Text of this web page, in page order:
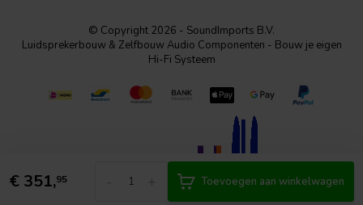
€ 351,95 Toevoegen aan winkelwagen
© Copyright 2026 - SoundImports B.V.
Luidsprekerbouw & Zelfbouw Audio Componenten - Bouw je eigen
Hi-Fi Systeem